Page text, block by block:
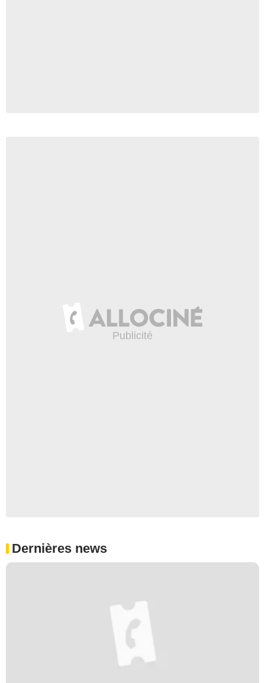
Dernières news